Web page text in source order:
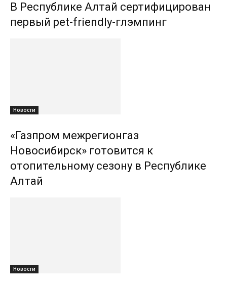
В Республике Алтай сертифицирован
первый pet-friendly-глэмпинг
Новости
«Газпром межрегионгаз
Новосибирск» готовится к
отопительному сезону в Республике
Алтай
Новости